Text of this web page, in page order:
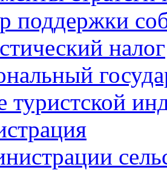
поддержки
налог
туристской